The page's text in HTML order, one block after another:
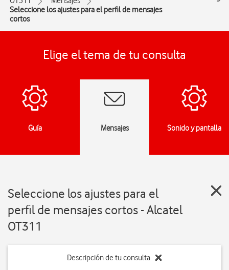
Seleccione los ajustes para el perfil de mensajes
cortos
Elige el tema de tu consulta
Guía Mensajes Sonido y pantalla
Seleccione los ajustes para el
perfil de mensajes cortos - Alcatel
OT311
Descripción de tu consulta